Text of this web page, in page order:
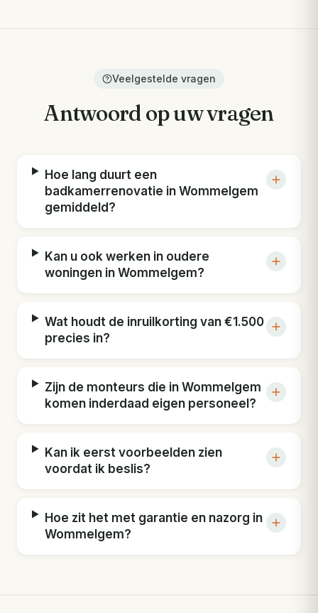
Veelgestelde vragen
Antwoord op uw vragen
Hoe lang duurt een
badkamerrenovatie in Wommelgem
gemiddeld?
Kan u ook werken in oudere
woningen in Wommelgem?
Wat houdt de inruilkorting van €1.500
precies in?
Zijn de monteurs die in Wommelgem
komen inderdaad eigen personeel?
Kan ik eerst voorbeelden zien
voordat ik beslis?
Hoe zit het met garantie en nazorg in
Wommelgem?